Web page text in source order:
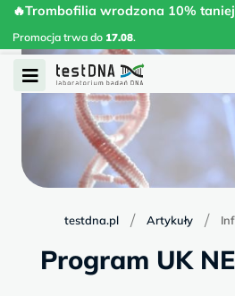
Skip
content
🔥Trombofilia wrodzona 10% taniej
Promocja trwa do 17.08.
🔥Trombofilia wrodzona 10% taniej
Open
Menu
testdna.pl / Artykuły /
Program UK